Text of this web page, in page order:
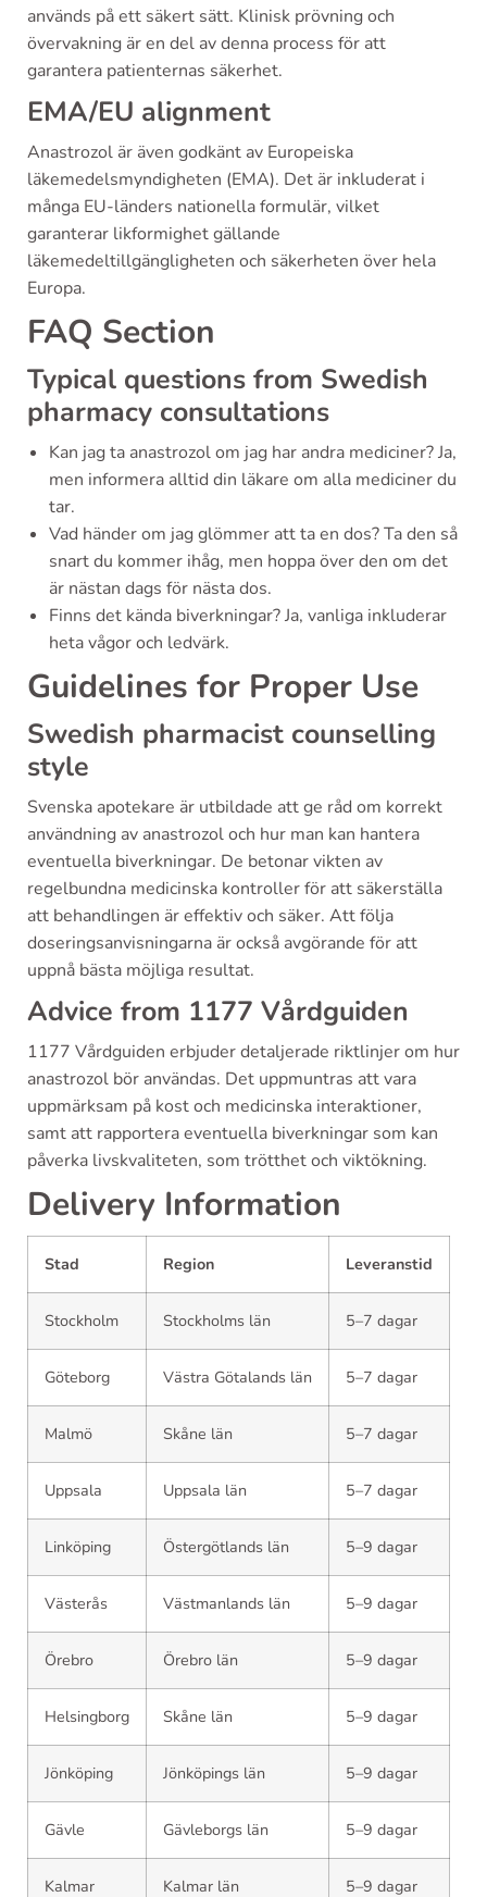
används på ett säkert sätt. Klinisk prövning och
övervakning är en del av denna process för att
garantera patienternas säkerhet.
EMA/EU alignment
Anastrozol är även godkänt av Europeiska
läkemedelsmyndigheten (EMA). Det är inkluderat i
många EU-länders nationella formulär, vilket
garanterar likformighet gällande
läkemedeltillgängligheten och säkerheten över hela
Europa.
FAQ Section
Typical questions from Swedish
pharmacy consultations
Kan jag ta anastrozol om jag har andra mediciner? Ja,
men informera alltid din läkare om alla mediciner du
tar.
Vad händer om jag glömmer att ta en dos? Ta den så
snart du kommer ihåg, men hoppa över den om det
är nästan dags för nästa dos.
Finns det kända biverkningar? Ja, vanliga inkluderar
heta vågor och ledvärk.
Guidelines for Proper Use
Swedish pharmacist counselling
style
Svenska apotekare är utbildade att ge råd om korrekt
användning av anastrozol och hur man kan hantera
eventuella biverkningar. De betonar vikten av
regelbundna medicinska kontroller för att säkerställa
att behandlingen är effektiv och säker. Att följa
doseringsanvisningarna är också avgörande för att
uppnå bästa möjliga resultat.
Advice from 1177 Vårdguiden
1177 Vårdguiden erbjuder detaljerade riktlinjer om hur
anastrozol bör användas. Det uppmuntras att vara
uppmärksam på kost och medicinska interaktioner,
samt att rapportera eventuella biverkningar som kan
påverka livskvaliteten, som trötthet och viktökning.
Delivery Information
Stad Region Leveranstid
Stockholm Stockholms län 5–7 dagar
Göteborg Västra Götalands län 5–7 dagar
Malmö Skåne län 5–7 dagar
Uppsala Uppsala län 5–7 dagar
Linköping Östergötlands län 5–9 dagar
Västerås Västmanlands län 5–9 dagar
Örebro Örebro län 5–9 dagar
Helsingborg Skåne län 5–9 dagar
Jönköping Jönköpings län 5–9 dagar
Gävle Gävleborgs län 5–9 dagar
Kalmar Kalmar län 5–9 dagar